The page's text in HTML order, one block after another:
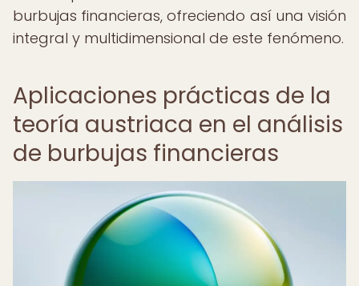
burbujas financieras, ofreciendo así una visión
integral y multidimensional de este fenómeno.
Aplicaciones prácticas de la
teoría austriaca en el análisis
de burbujas financieras